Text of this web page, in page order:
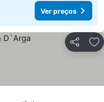
Ver preços
Partilhar